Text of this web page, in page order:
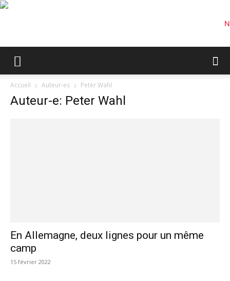
Accueil Auteur-es Peter Wahl
Auteur-e: Peter Wahl
En Allemagne, deux lignes pour un même
camp
15 février 2022